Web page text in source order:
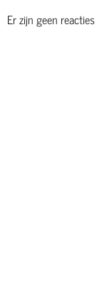
Er zijn geen